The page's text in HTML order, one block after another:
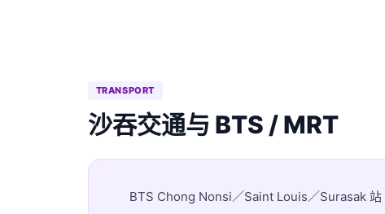
TRANSPORT
沙吞交通与 BTS / MRT
BTS Chong Nonsi／Saint Louis／Surasak 站